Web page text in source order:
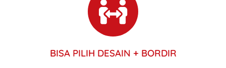
BISA PILIH DESAIN + BORDIR